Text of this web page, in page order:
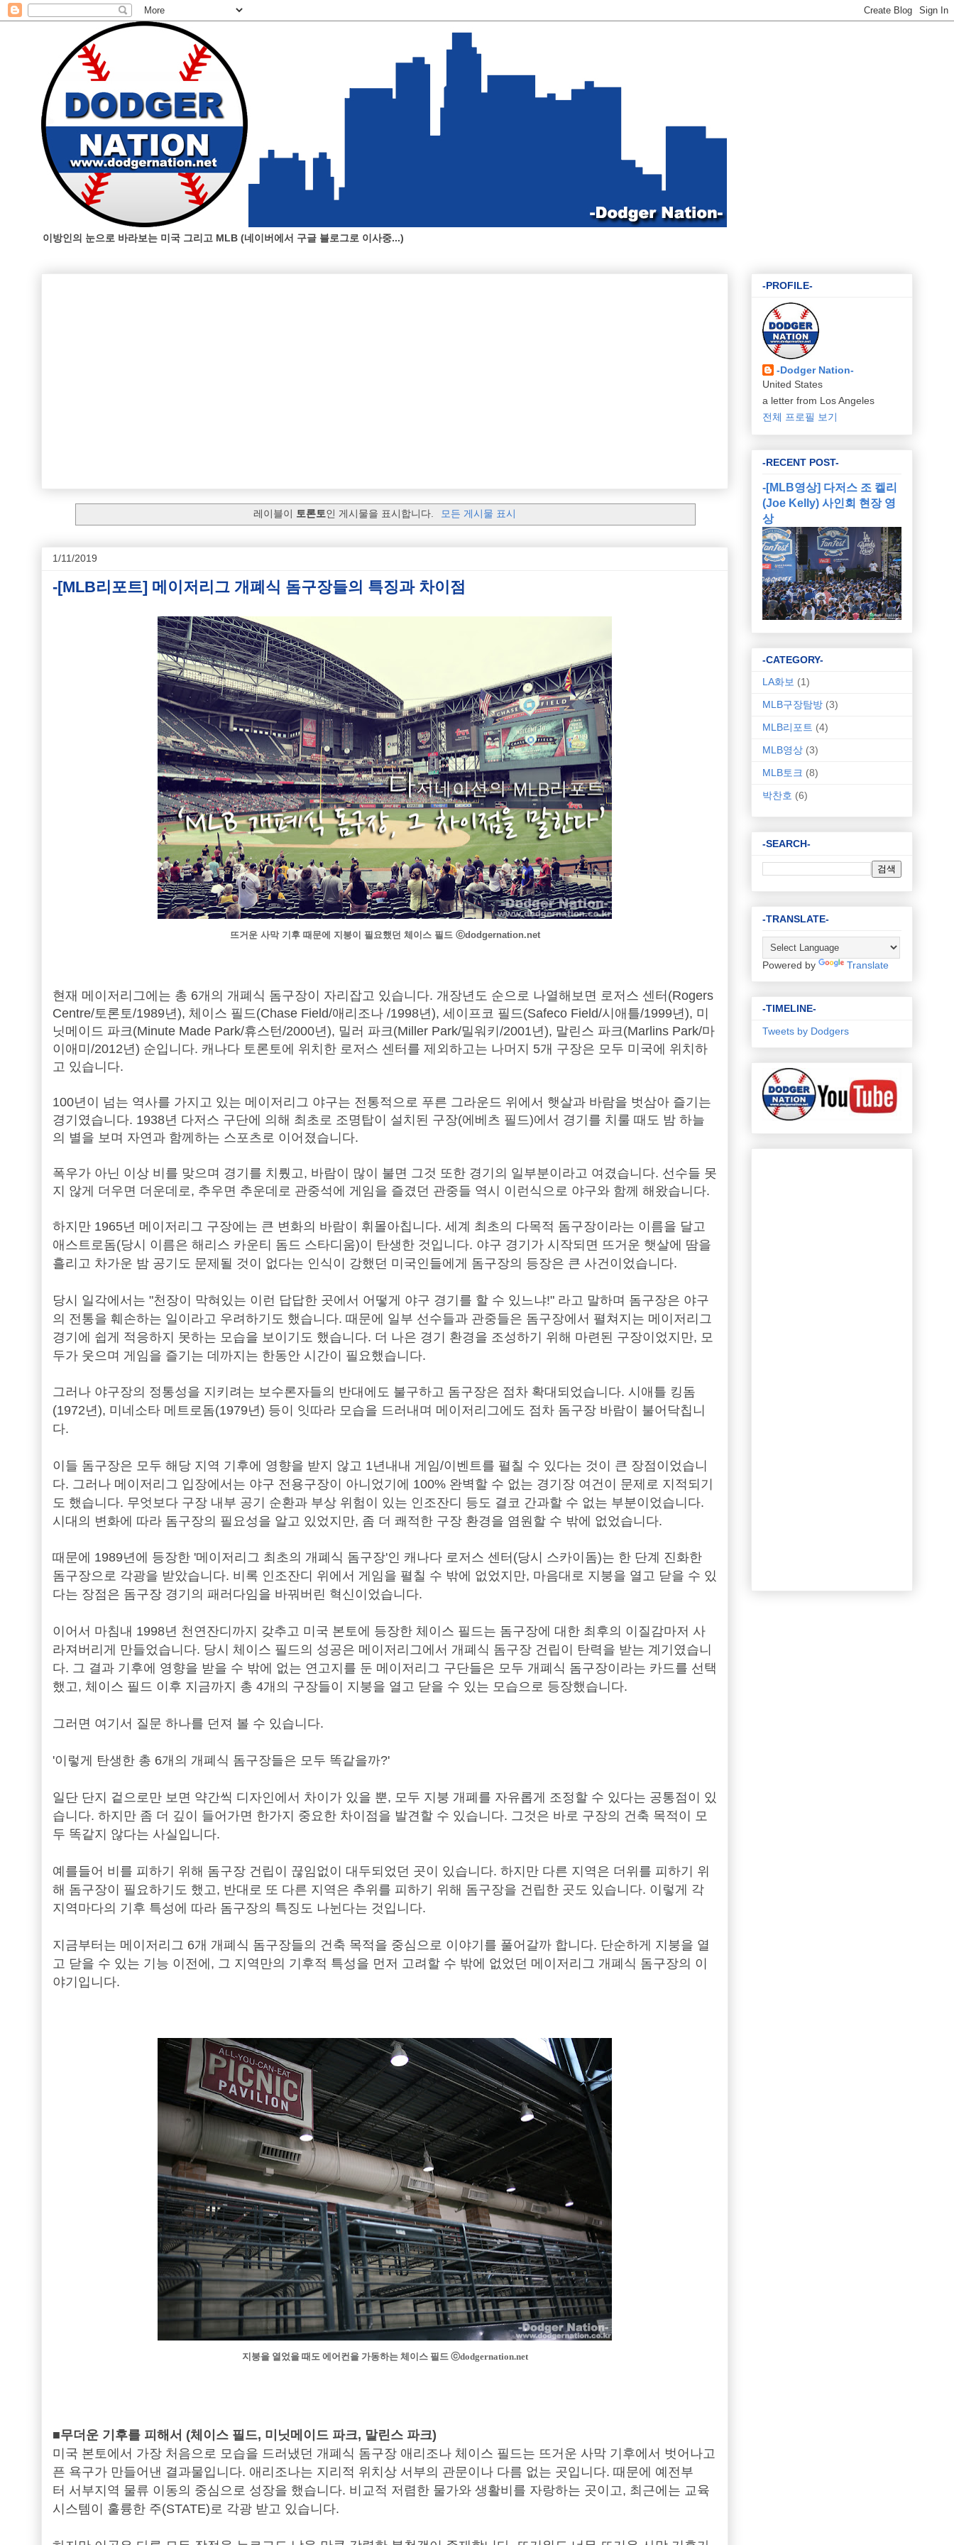
이방인의 눈으로 바라보는 미국 그리고 MLB (네이버에서 구글 블로그로 이사중...)
레이블이 토론토인 게시물을 표시합니다. 모든 게시물 표시
1/11/2019
-[MLB리포트] 메이저리그 개폐식 돔구장들의 특징과 차이점
뜨거운 사막 기후 때문에 지붕이 필요했던 체이스 필드 ⓒdodgernation.net
현재 메이저리그에는 총 6개의 개폐식 돔구장이 자리잡고 있습니다. 개장년도 순으로 나열해보면 로저스 센터(Rogers
Centre/토론토/1989년), 체이스 필드(Chase Field/애리조나 /1998년), 세이프코 필드(Safeco Field/시애틀/1999년), 미
닛메이드 파크(Minute Made Park/휴스턴/2000년), 밀러 파크(Miller Park/밀워키/2001년), 말린스 파크(Marlins Park/마
이애미/2012년) 순입니다. 캐나다 토론토에 위치한 로저스 센터를 제외하고는 나머지 5개 구장은 모두 미국에 위치하
고 있습니다.
100년이 넘는 역사를 가지고 있는 메이저리그 야구는 전통적으로 푸른 그라운드 위에서 햇살과 바람을 벗삼아 즐기는
경기였습니다. 1938년 다저스 구단에 의해 최초로 조명탑이 설치된 구장(에베츠 필드)에서 경기를 치룰 때도 밤 하늘
의 별을 보며 자연과 함께하는 스포츠로 이어졌습니다.
폭우가 아닌 이상 비를 맞으며 경기를 치뤘고, 바람이 많이 불면 그것 또한 경기의 일부분이라고 여겼습니다. 선수들 못
지 않게 더우면 더운데로, 추우면 추운데로 관중석에 게임을 즐겼던 관중들 역시 이런식으로 야구와 함께 해왔습니다.
하지만 1965년 메이저리그 구장에는 큰 변화의 바람이 휘몰아칩니다. 세계 최초의 다목적 돔구장이라는 이름을 달고
애스트로돔(당시 이름은 해리스 카운티 돔드 스타디움)이 탄생한 것입니다. 야구 경기가 시작되면 뜨거운 햇살에 땀을
흘리고 차가운 밤 공기도 문제될 것이 없다는 인식이 강했던 미국인들에게 돔구장의 등장은 큰 사건이었습니다.
당시 일각에서는 "천장이 막혀있는 이런 답답한 곳에서 어떻게 야구 경기를 할 수 있느냐!" 라고 말하며 돔구장은 야구
의 전통을 훼손하는 일이라고 우려하기도 했습니다. 때문에 일부 선수들과 관중들은 돔구장에서 펼쳐지는 메이저리그
경기에 쉽게 적응하지 못하는 모습을 보이기도 했습니다. 더 나은 경기 환경을 조성하기 위해 마련된 구장이었지만, 모
두가 웃으며 게임을 즐기는 데까지는 한동안 시간이 필요했습니다.
그러나 야구장의 정통성을 지키려는 보수론자들의 반대에도 불구하고 돔구장은 점차 확대되었습니다. 시애틀 킹돔
(1972년), 미네소타 메트로돔(1979년) 등이 잇따라 모습을 드러내며 메이저리그에도 점차 돔구장 바람이 불어닥칩니
다.
이들 돔구장은 모두 해당 지역 기후에 영향을 받지 않고 1년내내 게임/이벤트를 펼칠 수 있다는 것이 큰 장점이었습니
다. 그러나 메이저리그 입장에서는 야구 전용구장이 아니었기에 100% 완벽할 수 없는 경기장 여건이 문제로 지적되기
도 했습니다. 무엇보다 구장 내부 공기 순환과 부상 위험이 있는 인조잔디 등도 결코 간과할 수 없는 부분이었습니다.
시대의 변화에 따라 돔구장의 필요성을 알고 있었지만, 좀 더 쾌적한 구장 환경을 염원할 수 밖에 없었습니다.
때문에 1989년에 등장한 '메이저리그 최초의 개폐식 돔구장'인 캐나다 로저스 센터(당시 스카이돔)는 한 단계 진화한
돔구장으로 각광을 받았습니다. 비록 인조잔디 위에서 게임을 펼칠 수 밖에 없었지만, 마음대로 지붕을 열고 닫을 수 있
다는 장점은 돔구장 경기의 패러다임을 바꿔버린 혁신이었습니다.
이어서 마침내 1998년 천연잔디까지 갖추고 미국 본토에 등장한 체이스 필드는 돔구장에 대한 최후의 이질감마저 사
라져버리게 만들었습니다. 당시 체이스 필드의 성공은 메이저리그에서 개폐식 돔구장 건립이 탄력을 받는 계기였습니
다. 그 결과 기후에 영향을 받을 수 밖에 없는 연고지를 둔 메이저리그 구단들은 모두 개폐식 돔구장이라는 카드를 선택
했고, 체이스 필드 이후 지금까지 총 4개의 구장들이 지붕을 열고 닫을 수 있는 모습으로 등장했습니다.
그러면 여기서 질문 하나를 던져 볼 수 있습니다.
'이렇게 탄생한 총 6개의 개폐식 돔구장들은 모두 똑같을까?'
일단 단지 겉으로만 보면 약간씩 디자인에서 차이가 있을 뿐, 모두 지붕 개폐를 자유롭게 조정할 수 있다는 공통점이 있
습니다. 하지만 좀 더 깊이 들어가면 한가지 중요한 차이점을 발견할 수 있습니다. 그것은 바로 구장의 건축 목적이 모
두 똑같지 않다는 사실입니다.
예를들어 비를 피하기 위해 돔구장 건립이 끊임없이 대두되었던 곳이 있습니다. 하지만 다른 지역은 더위를 피하기 위
해 돔구장이 필요하기도 했고, 반대로 또 다른 지역은 추위를 피하기 위해 돔구장을 건립한 곳도 있습니다. 이렇게 각
지역마다의 기후 특성에 따라 돔구장의 특징도 나뉜다는 것입니다.
지금부터는 메이저리그 6개 개폐식 돔구장들의 건축 목적을 중심으로 이야기를 풀어갈까 합니다. 단순하게 지붕을 열
고 닫을 수 있는 기능 이전에, 그 지역만의 기후적 특성을 먼저 고려할 수 밖에 없었던 메이저리그 개폐식 돔구장의 이
야기입니다.
지붕을 열었을 때도 에어컨을 가동하는 체이스 필드 ⓒdodgernation.net
■무더운 기후를 피해서 (체이스 필드, 미닛메이드 파크, 말린스 파크)
미국 본토에서 가장 처음으로 모습을 드러냈던 개폐식 돔구장 애리조나 체이스 필드는 뜨거운 사막 기후에서 벗어나고
픈 욕구가 만들어낸 결과물입니다. 애리조나는 지리적 위치상 서부의 관문이나 다름 없는 곳입니다. 때문에 예전부
터 서부지역 물류 이동의 중심으로 성장을 했습니다. 비교적 저렴한 물가와 생활비를 자랑하는 곳이고, 최근에는 교육
시스템이 훌륭한 주(STATE)로 각광 받고 있습니다.
-PROFILE-
-Dodger Nation-
United States
a letter from Los Angeles
전체 프로필 보기
-RECENT POST-
-[MLB영상] 다저스 조 켈리
(Joe Kelly) 사인회 현장 영
상
-CATEGORY-
LA화보 (1)
MLB구장탐방 (3)
MLB리포트 (4)
MLB영상 (3)
MLB토크 (8)
박찬호 (6)
-SEARCH-
-TRANSLATE-
Powered by Translate
-TIMELINE-
Tweets by Dodgers